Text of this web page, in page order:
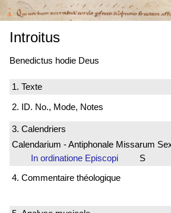
Introitus
Benedictus hodie Deus
1. Texte
2. ID. No., Mode, Notes
3. Calendriers
Calendarium - Antiphonale Missarum
In ordinatione Episcopi
S
4. Commentaire théologique